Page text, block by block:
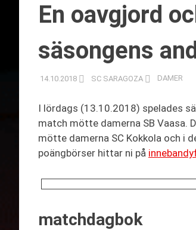
En oavgjord
säsongens
14.10.2018 SC SARAGOZA DAMER
I lördags (13.10.2018) spelades
match mötte damerna SB Vaasa.
mötte damerna SC Kokkola och i
poängbörser hittar ni på
matchdagbok